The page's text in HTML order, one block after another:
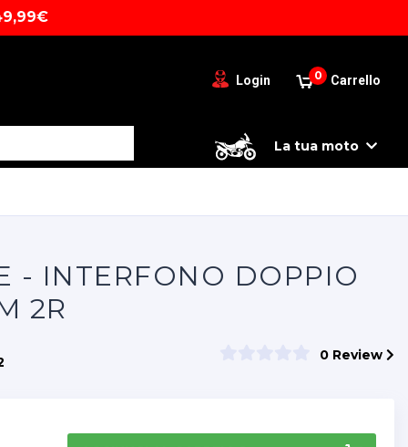
0 Carrello
Login
La tua moto
- INTERFONO DOPPIO
2R
0 Review